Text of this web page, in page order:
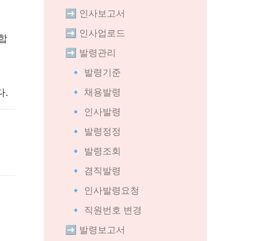
.
➡️ 인사보고서
➡️ 인사업로드
➡️ 발령관리
🔹 발령기준
🔹 채용발령
🔹 인사발령
🔹 발령정정
🔹 발령조회
🔹 겸직발령
🔹 인사발령요청
🔹 직원번호 변경
➡️ 발령보고서